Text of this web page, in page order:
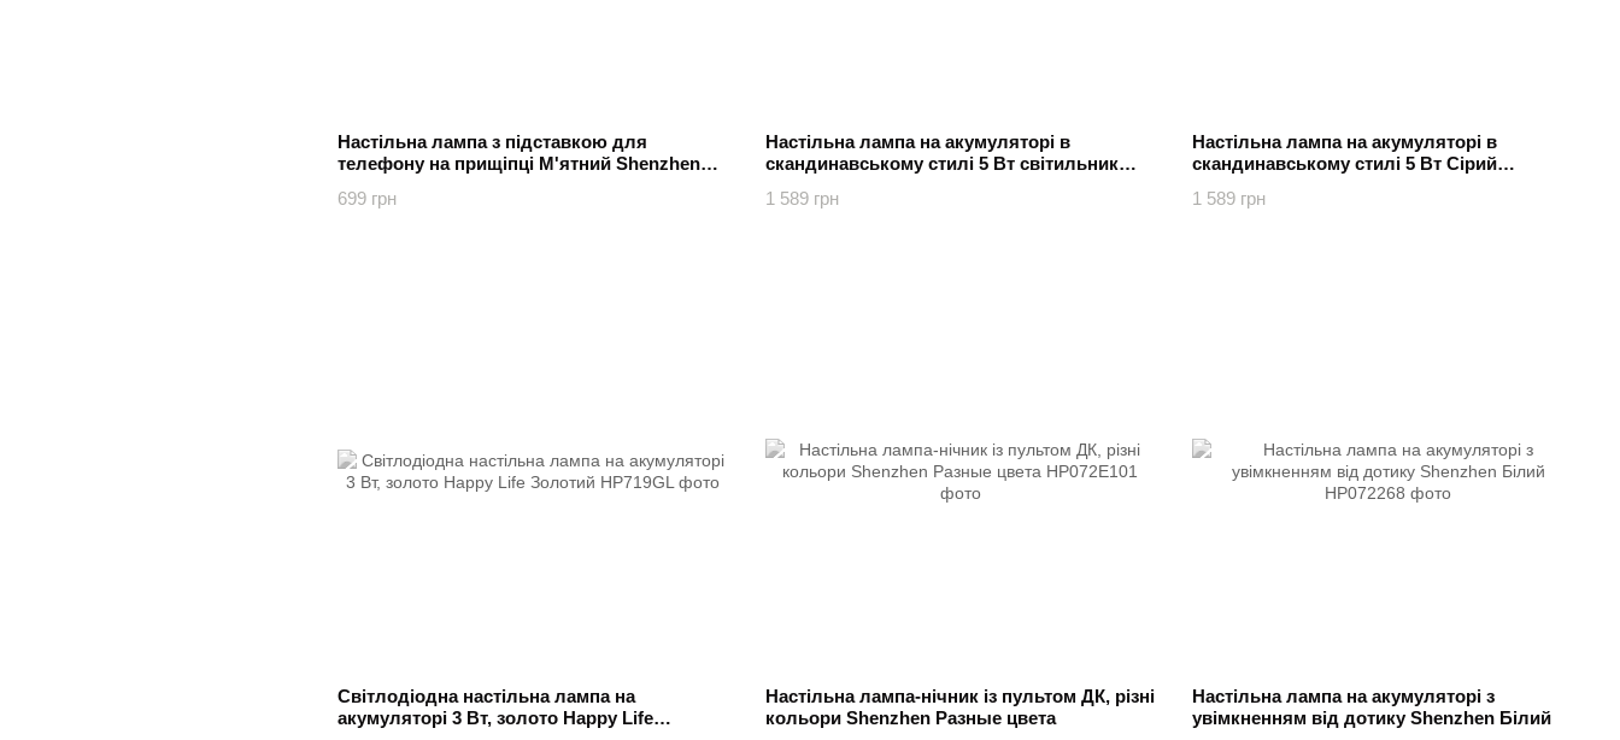
Настільна лампа з підставкою для
телефону на прищіпці М'ятний Shenzhen
699 грн
Настільна лампа на акумуляторі в
скандинавському стилі 5 Вт світильник
1 589 грн
Настільна лампа на акумуляторі в
скандинавському стилі 5 Вт Сірий
1 589 грн
Світлодіодна настільна лампа на
акумуляторі 3 Вт, золото Happy Life
Настільна лампа-нічник із пультом ДК, різні
кольори Shenzhen Разные цвета
Настільна лампа на акумуляторі з
увімкненням від дотику Shenzhen Білий